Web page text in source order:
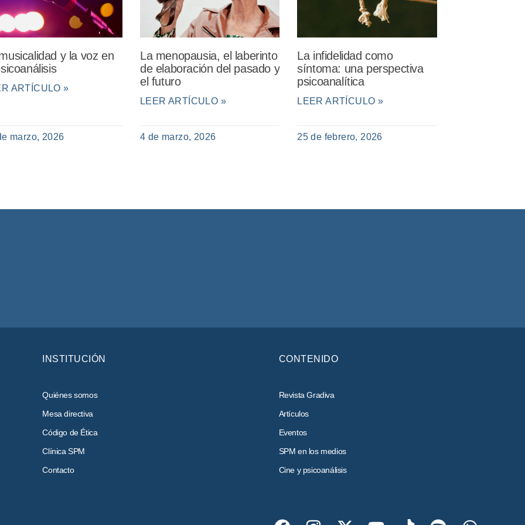
y la voz en
ARTÍCULO »
marzo, 2026
La menopausia, el laberinto
de elaboración del pasado y
el futuro
LEER ARTÍCULO »
4 de marzo, 2026
La infidelidad como
síntoma: una perspectiva
psicoanalítica
LEER ARTÍCULO »
25 de febrero, 2026
INSTITUCIÓN
Quiénes somos
Mesa directiva
Código de Ética
Clínica SPM
Contacto
CONTENIDO
Revista Gradiva
Artículos
Eventos
SPM en los medios
Cine y psicoanálisis